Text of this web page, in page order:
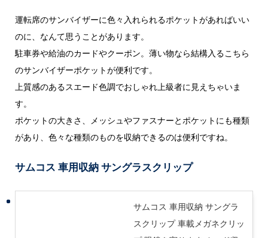
運転席のサンバイザーに色々入れられるポケットがあればいい
のに、なんて思うことがあります。
駐車券や給油のカードやクーポン。薄い物なら結構入るこちら
のサンバイザーポケットが便利です。
上質感のあるスエード色調でおしゃれ上級者に見えちゃいま
す。
ポケットの大きさ、メッシュやファスナーとポケットにも種類
があり、色々な種類のものを収納できるのは便利ですね。
サムコス 車用収納 サングラスクリップ
サムコス 車用収納 サングラ
スクリップ 車載メガネクリッ